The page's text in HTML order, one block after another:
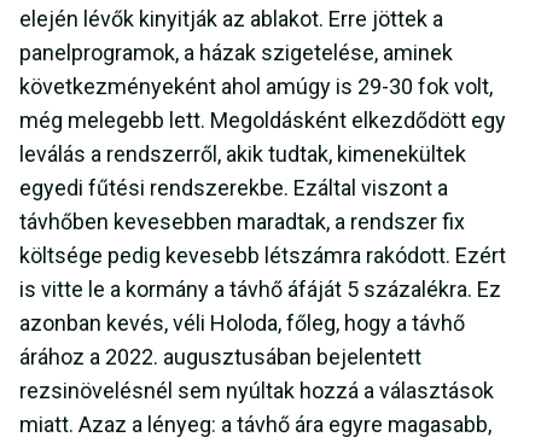
elején lévők kinyitják az ablakot. Erre jöttek a
panelprogramok, a házak szigetelése, aminek
következményeként ahol amúgy is 29-30 fok volt,
még melegebb lett. Megoldásként elkezdődött egy
leválás a rendszerről, akik tudtak, kimenekültek
egyedi fűtési rendszerekbe. Ezáltal viszont a
távhőben kevesebben maradtak, a rendszer fix
költsége pedig kevesebb létszámra rakódott. Ezért
is vitte le a kormány a távhő áfáját 5 százalékra. Ez
azonban kevés, véli Holoda, főleg, hogy a távhő
árához a 2022. augusztusában bejelentett
rezsinövelésnél sem nyúltak hozzá a választások
miatt. Azaz a lényeg: a távhő ára egyre magasabb,